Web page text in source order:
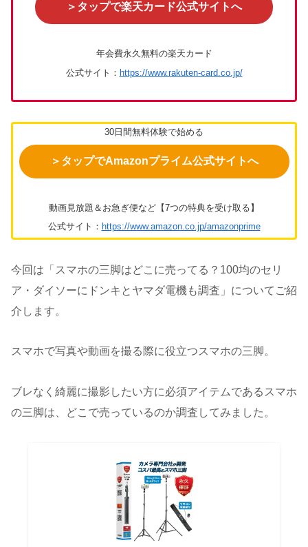
＞タップで楽天カード公式サイトへ
年会費永久無料の楽天カード
公式サイト： https://www.rakuten-card.co.jp/
30日間無料体験で始める
＞タップでAmazonプライム公式サイトへ
動画見放題＆お急ぎ便など【7つの特典を受け取る】
公式サイト： https://www.amazon.co.jp/amazonprime
今回は「スマホの三脚はどこに売ってる？100均のセリ
ア・ダイソーにドンキとヤマダ電機も調査」についてご紹
介します。
スマホで写真や動画を撮る際に役立つスマホの三脚。
ブレなく綺麗に撮影したい方に必須アイテムであるスマホ
の三脚は、どこで売っているのか調査してみました。